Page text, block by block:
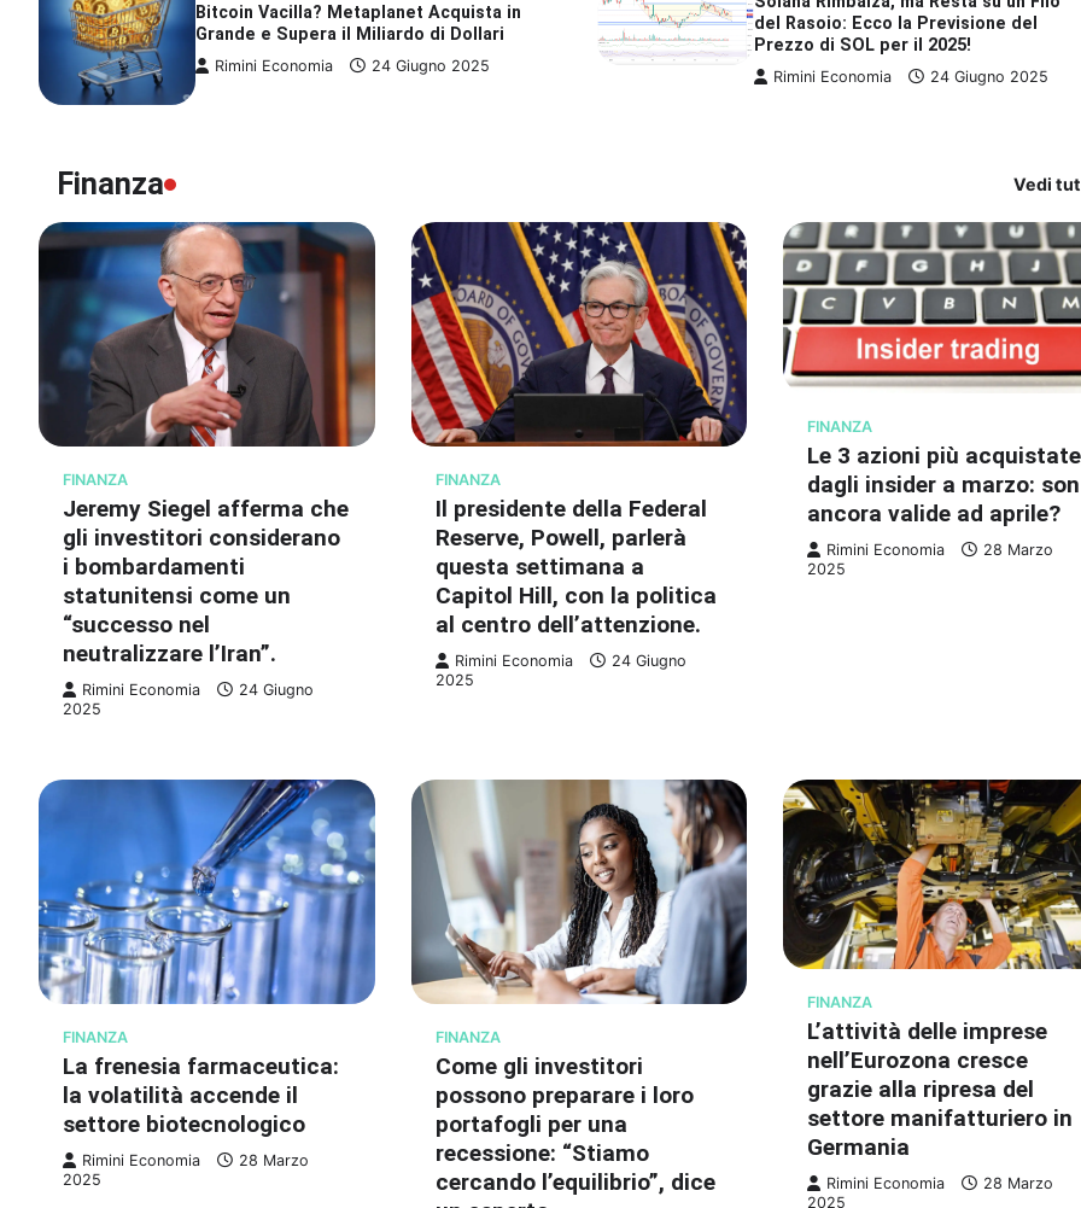
Bitcoin Vacilla? Metaplanet Acquista in
Grande e Supera il Miliardo di Dollari
Rimini Economia 24 Giugno 2025
del Rasoio: Ecco la Previsione del
Prezzo di SOL per il 2025!
Rimini Economia 24 Giugno 2025
Finanza Vedi
FINANZA
Jeremy Siegel afferma che
gli investitori considerano
i bombardamenti
statunitensi come un
“successo nel
neutralizzare l’Iran”.
Rimini Economia
24 Giugno
2025
FINANZA
Il presidente della Federal
Reserve, Powell, parlerà
questa settimana a
Capitol Hill, con la politica
al centro dell’attenzione.
Rimini Economia
24 Giugno
2025
FINANZA
Le 3 azioni più acquistate
dagli insider a marzo:
ancora valide ad aprile?
Rimini Economia
28 Marzo
2025
FINANZA
La frenesia farmaceutica:
la volatilità accende il
settore biotecnologico
Rimini Economia
28 Marzo
2025
FINANZA
Come gli investitori
possono preparare i loro
portafogli per una
recessione: “Stiamo
cercando l’equilibrio”, dice
FINANZA
L’attività delle imprese
nell’Eurozona cresce
grazie alla ripresa del
settore manifatturiero in
Germania
Rimini Economia
28 Marzo
2025